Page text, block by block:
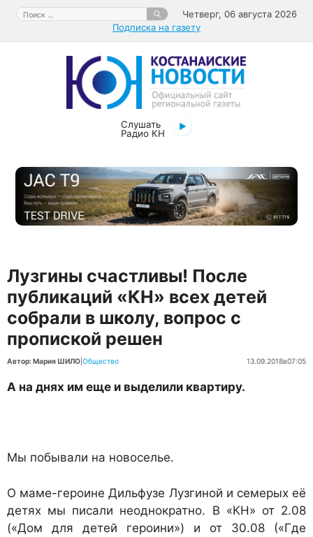
Перейти
содержимому
Поиск:
Четверг, 06 августа 2026
Подписка на газету
Слушать
Радио КН
Лузгины счастливы! После
публикаций «КН» всех детей
собрали в школу, вопрос с
пропиской решен
Автор: Мария ШИЛО Общество 13.09.2018в07:05
А на днях им еще и выделили квартиру.
Мы побывали на новоселье.
О маме-героине Дильфузе Лузгиной и семерых её
детях мы писали неоднократно. В «КН» от 2.08
(«Дом для детей героини») и от 30.08 («Где